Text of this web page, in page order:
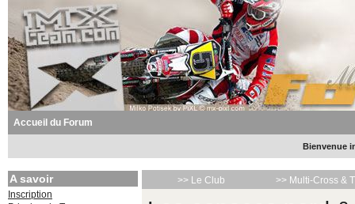
Accueil du Forum
Bienvenue
A savoir
Inscription
>> Le Club >> Multi-Cross &